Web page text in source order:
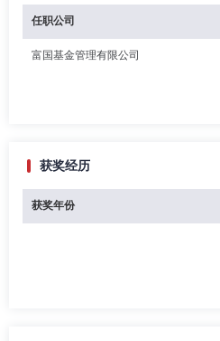
任职公司
富国基金管理有限公司
获奖经历
获奖年份